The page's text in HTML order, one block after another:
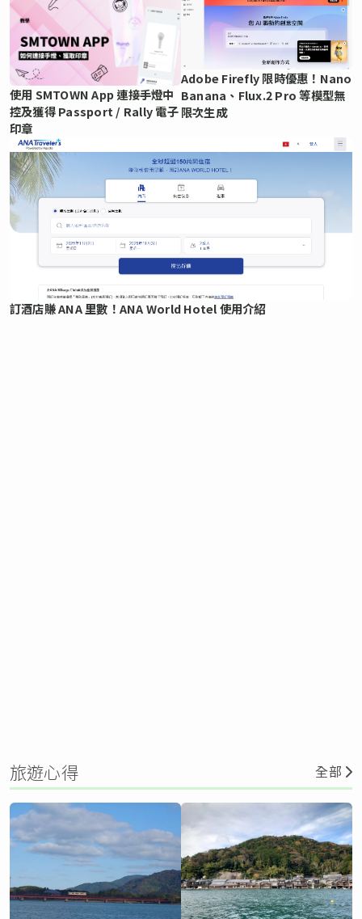
使用 SMTOWN App 連接手燈中
控及獲得 Passport / Rally 電子
印章
Adobe Firefly 限時優惠！Nano
Banana、Flux.2 Pro 等模型無
限次生成
訂酒店賺 ANA 里數！ANA World Hotel 使用介紹
旅遊心得 全部